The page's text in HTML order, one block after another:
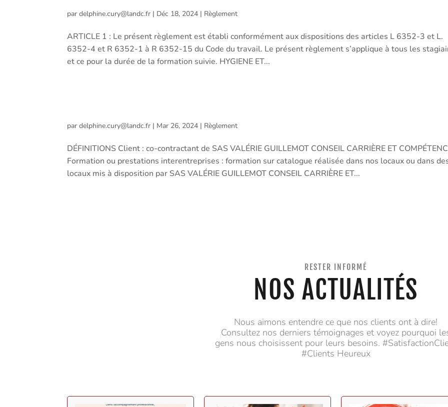
pardelphine.cury@landc.fr | Déc 18, 2024 | Règlement
ARTICLE 1 : Le présent règlement est établi conformément aux dispositions des articles L 6352-3 et L.
6352-4 et R 6352-1 à R 6352-15 du Code du travail. Le présent règlement s’applique à tous les
et ce pour la durée de la formation suivie. HYGIENE ET...
pardelphine.cury@landc.fr | Mar 26, 2024 | Règlement
DÉFINITIONS Client : co-contractant de SAS VALÉRIE GUILLEMOT CONSEIL CARRIÈRE ET
Formation ou prestations interentreprises : formation sur catalogue réalisée dans nos locaux ou dans
locaux mis à disposition par SAS VALÉRIE GUILLEMOT CONSEIL CARRIÈRE ET...
RESTER INFORMÉ
NOS ACTUALITÉS
Nous aimons entendre ce que nos clients ont à dire!
Consultez nos derniers témoignages et voyez pourquoi
gens nous choisissent pour leurs besoins.
#Clients Heureux